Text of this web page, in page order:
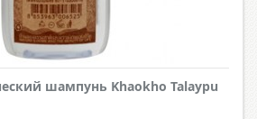
шампунь Khaokho Talaypu